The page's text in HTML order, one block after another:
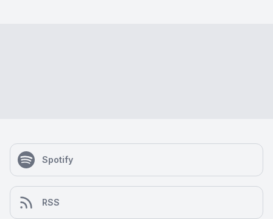
Spotify
RSS